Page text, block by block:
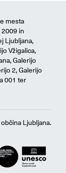
mesta
2009 in
Ljubljana,
Vžigalica,
Galerijo
2, Galerijo
001 ter
Ljubljana.